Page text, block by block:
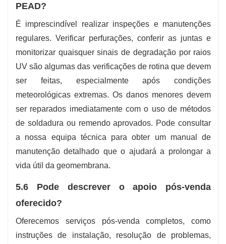
PEAD?
É imprescindível realizar inspeções e manutenções
regulares. Verificar perfurações, conferir as juntas e
monitorizar quaisquer sinais de degradação por raios
UV são algumas das verificações de rotina que devem
ser feitas, especialmente após condições
meteorológicas extremas. Os danos menores devem
ser reparados imediatamente com o uso de métodos
de soldadura ou remendo aprovados. Pode consultar
a nossa equipa técnica para obter um manual de
manutenção detalhado que o ajudará a prolongar a
vida útil da geomembrana.
5.6 Pode descrever o apoio pós-venda
oferecido?
Oferecemos serviços pós-venda completos, como
instruções de instalação, resolução de problemas,